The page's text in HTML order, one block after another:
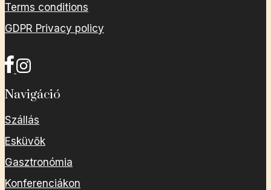
Terms conditions
GDPR Privacy policy
Navigáció
Szállás
Esküvők
Gasztronómia
Konferenciákon